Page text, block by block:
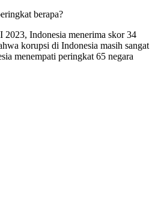
berapa?
2023, Indonesia menerima skor 34
korupsi di Indonesia masih sangat
menempati peringkat 65 negara